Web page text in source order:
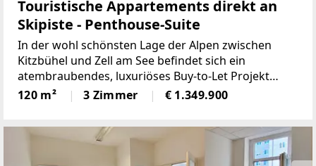
Touristische Appartements direkt an
Skipiste - Penthouse-Suite
In der wohl schönsten Lage der Alpen zwischen
Kitzbühel und Zell am See befindet sich ein
atembraubendes, luxuriöses Buy-to-Let Projekt
direkt am Skilift und an der Piste in Fieberbrunn im
sagenhaft schönen Pillerseetal.Der hier angebotene
120 m² 3 Zimmer € 1.349.900